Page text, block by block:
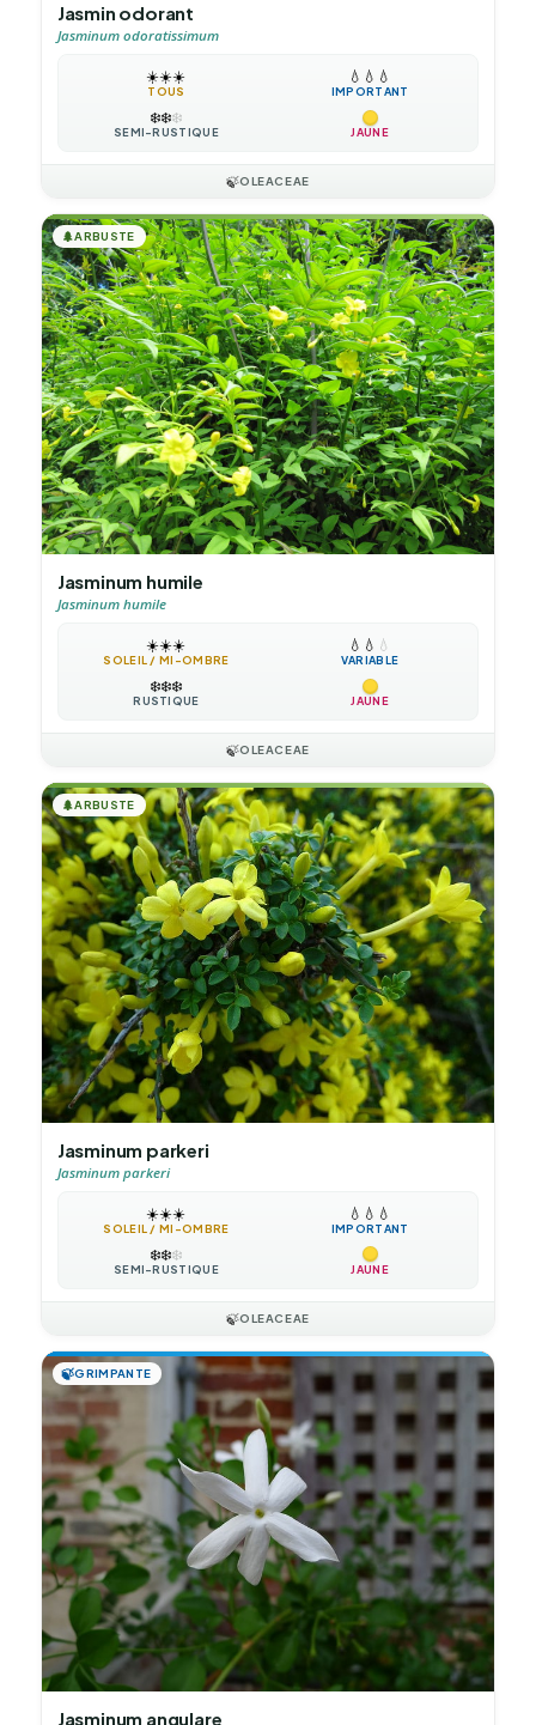
Jasmin odorant
Jasminum odoratissimum
☀️☀️☀️
TOUS
💧 💧 💧
IMPORTANT
❄️❄️❄️
SEMI-RUSTIQUE JAUNE
🍃OLEACEAE
🌲ARBUSTE
Jasminum humile
Jasminum humile
☀️☀️☀️
SOLEIL / MI-OMBRE
💧 💧 💧
VARIABLE
❄️❄️❄️
RUSTIQUE JAUNE
🍃OLEACEAE
🌲ARBUSTE
Jasminum parkeri
Jasminum parkeri
☀️☀️☀️
SOLEIL / MI-OMBRE
💧 💧 💧
IMPORTANT
❄️❄️❄️
SEMI-RUSTIQUE JAUNE
🍃OLEACEAE
🍃GRIMPANTE
Jasminum angulare